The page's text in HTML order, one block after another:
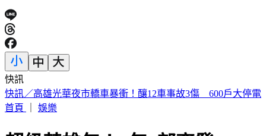
快訊
預告基本工資要漲了！賴清德喊話企業：有獲利替「員工加
薪」